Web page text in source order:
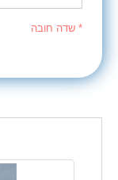
* שדה חובה